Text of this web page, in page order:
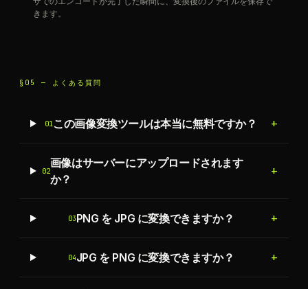
きます。
§05 — よくある質問
01 この画像変換ツールは本当に無料ですか？ +
02
画像はサーバーにアップロードされます
か？
+
03PNG を JPG に変換できますか？ +
04JPG を PNG に変換できますか？ +